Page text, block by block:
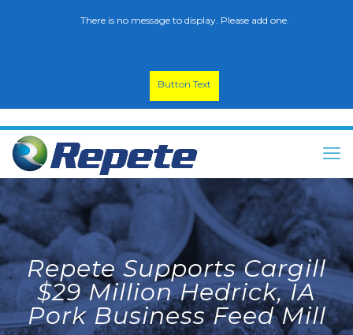
Repete Supports Cargill
$29 Million Hedrick, IA
Pork Business Feed Mill
There is no message to display. Please add one.
Button Text